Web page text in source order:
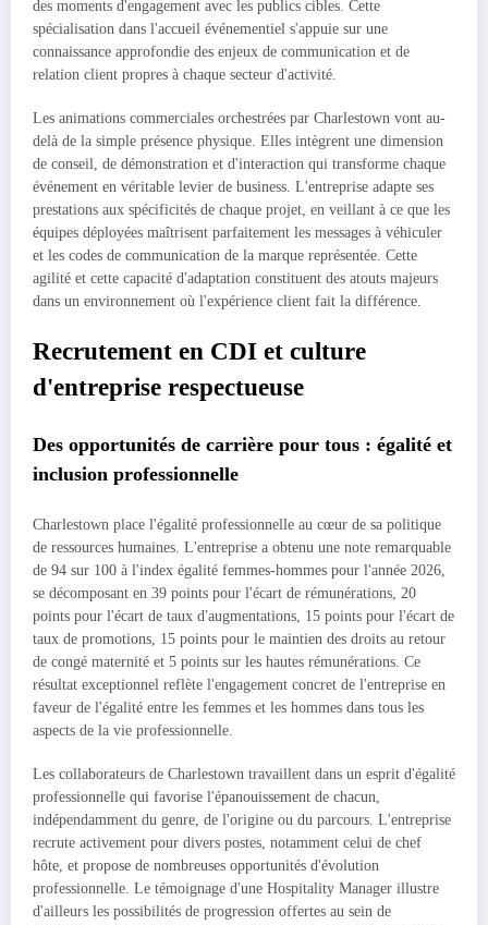
des moments d'engagement avec les publics cibles. Cette
spécialisation dans l'accueil événementiel s'appuie sur une
connaissance approfondie des enjeux de communication et de
relation client propres à chaque secteur d'activité.
Les animations commerciales orchestrées par Charlestown vont au-
delà de la simple présence physique. Elles intègrent une dimension
de conseil, de démonstration et d'interaction qui transforme chaque
événement en véritable levier de business. L'entreprise adapte ses
prestations aux spécificités de chaque projet, en veillant à ce que les
équipes déployées maîtrisent parfaitement les messages à véhiculer
et les codes de communication de la marque représentée. Cette
agilité et cette capacité d'adaptation constituent des atouts majeurs
dans un environnement où l'expérience client fait la différence.
Recrutement en CDI et culture
d'entreprise respectueuse
Des opportunités de carrière pour tous : égalité et
inclusion professionnelle
Charlestown place l'égalité professionnelle au cœur de sa politique
de ressources humaines. L'entreprise a obtenu une note remarquable
de 94 sur 100 à l'index égalité femmes-hommes pour l'année 2026,
se décomposant en 39 points pour l'écart de rémunérations, 20
points pour l'écart de taux d'augmentations, 15 points pour l'écart de
taux de promotions, 15 points pour le maintien des droits au retour
de congé maternité et 5 points sur les hautes rémunérations. Ce
résultat exceptionnel reflète l'engagement concret de l'entreprise en
faveur de l'égalité entre les femmes et les hommes dans tous les
aspects de la vie professionnelle.
Les collaborateurs de Charlestown travaillent dans un esprit d'égalité
professionnelle qui favorise l'épanouissement de chacun,
indépendamment du genre, de l'origine ou du parcours. L'entreprise
recrute activement pour divers postes, notamment celui de chef
hôte, et propose de nombreuses opportunités d'évolution
professionnelle. Le témoignage d'une Hospitality Manager illustre
d'ailleurs les possibilités de progression offertes au sein de